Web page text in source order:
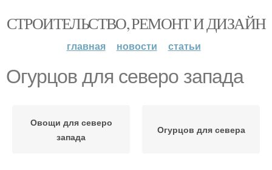
СТРОИТЕЛЬСТВО, РЕМОНТ И ДИЗАЙН
главная новости статьи
Огурцов для северо запада
Овощи для северо
запада
Огурцов для севера